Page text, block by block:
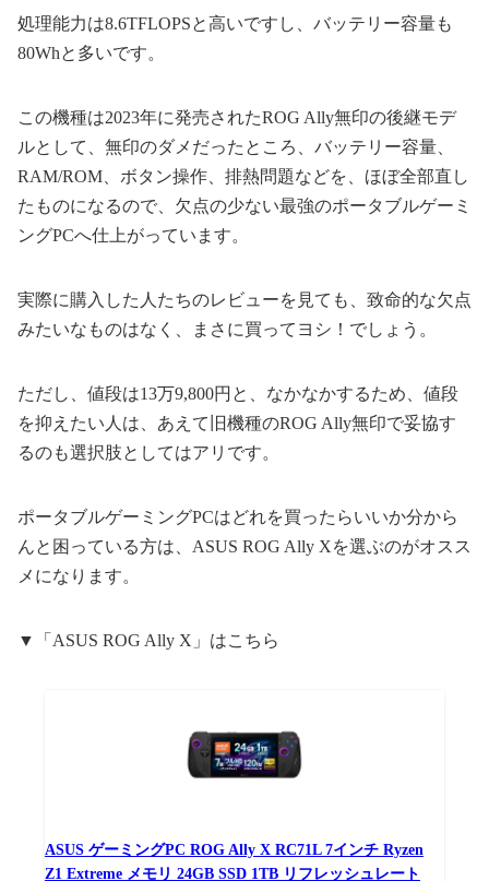
処理能力は8.6TFLOPSと高いですし、バッテリー容量も
80Whと多いです。
この機種は2023年に発売されたROG Ally無印の後継モデ
ルとして、無印のダメだったところ、バッテリー容量、
RAM/ROM、ボタン操作、排熱問題などを、ほぼ全部直し
たものになるので、欠点の少ない最強のポータブルゲーミ
ングPCへ仕上がっています。
実際に購入した人たちのレビューを見ても、致命的な欠点
みたいなものはなく、まさに買ってヨシ！でしょう。
ただし、値段は13万9,800円と、なかなかするため、値段
を抑えたい人は、あえて旧機種のROG Ally無印で妥協す
るのも選択肢としてはアリです。
ポータブルゲーミングPCはどれを買ったらいいか分から
んと困っている方は、ASUS ROG Ally Xを選ぶのがオスス
メになります。
▼「ASUS ROG Ally X」はこちら
ASUS ゲーミングPC ROG Ally X RC71L 7インチ Ryzen
Z1 Extreme メモリ 24GB SSD 1TB リフレッシュレート